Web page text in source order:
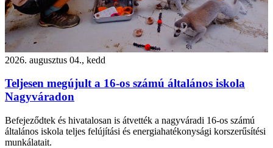
2026. augusztus 04., kedd
Teljesen megújult a 16-os számú általános iskola
Nagyváradon
Befejeződtek és hivatalosan is átvették a nagyváradi 16-os számú
általános iskola teljes felújítási és energiahatékonysági korszerűsítési
munkálatait.